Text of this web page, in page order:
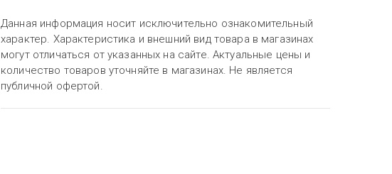
Данная информация носит исключительно ознакомительный
характер. Характеристика и внешний вид товара в магазинах
могут отличаться от указанных на сайте. Актуальные цены и
количество товаров уточняйте в магазинах. Не является
публичной офертой.